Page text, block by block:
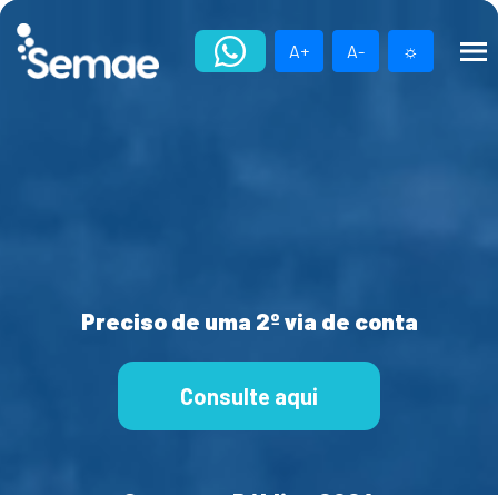
Skip
content
A+ A- ☼
Preciso de uma 2º via de conta
Consulte aqui